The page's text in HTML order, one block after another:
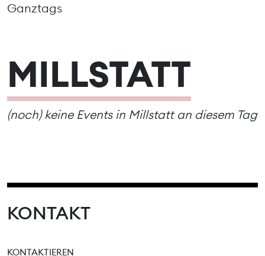
Ganztags
MILLSTATT
(noch) keine Events in Millstatt an diesem Tag
KONTAKT
KONTAKTIEREN